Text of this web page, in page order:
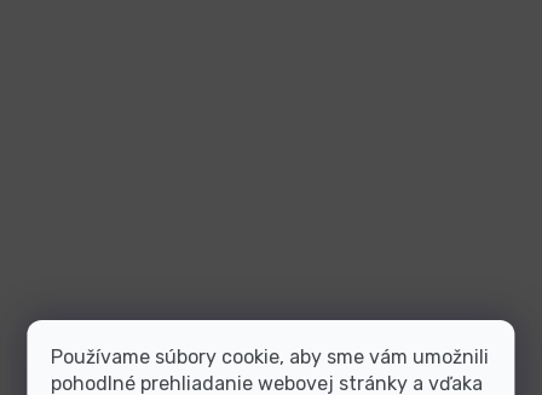
Používame súbory cookie, aby sme vám umožnili
pohodlné prehliadanie webovej stránky a vďaka